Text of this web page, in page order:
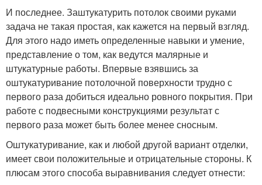
И последнее. Заштукатурить потолок своими руками
задача не такая простая, как кажется на первый взгляд.
Для этого надо иметь определенные навыки и умение,
представление о том, как ведутся малярные и
штукатурные работы. Впервые взявшись за
оштукатуривание потолочной поверхности трудно с
первого раза добиться идеально ровного покрытия. При
работе с подвесными конструкциями результат с
первого раза может быть более менее сносным.
Оштукатуривание, как и любой другой вариант отделки,
имеет свои положительные и отрицательные стороны. К
плюсам этого способа выравнивания следует отнести: